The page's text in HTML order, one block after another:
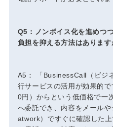
Q5：ノンボイス化を進めつ
負担を抑える方法はあります
A5： 「BusinessCall（ビジ
行サービスの活用が効果的
0円）からという低価格で一
へ委託でき、内容をメール
atwork）ですぐに確認した